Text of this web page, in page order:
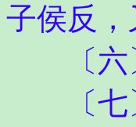
子侯反，
〔六
〔七〕